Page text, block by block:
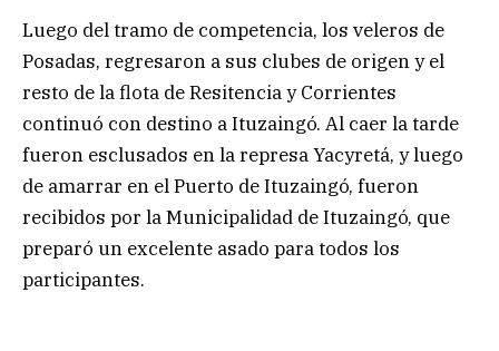
Luego del tramo de competencia, los veleros de
Posadas, regresaron a sus clubes de origen y el
resto de la flota de Resitencia y Corrientes
continuó con destino a Ituzaingó. Al caer la tarde
fueron esclusados en la represa Yacyretá, y luego
de amarrar en el Puerto de Ituzaingó, fueron
recibidos por la Municipalidad de Ituzaingó, que
preparó un excelente asado para todos los
participantes.